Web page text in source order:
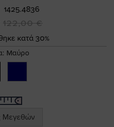
1425.4836
122,00 €
κατά 30%
Μαύρο
Μεγεθών